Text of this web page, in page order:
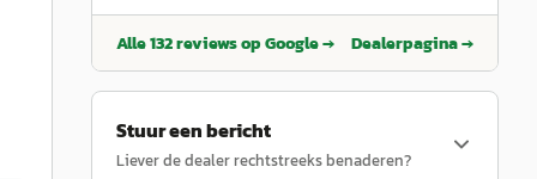
mijn mooie Ford Fiesta wordt goed en prettig
geregeld. Dankjewel Geert!
Alle132reviews op Google → Dealerpagina →
Stuur een bericht
Liever de dealer rechtstreeks benaderen?